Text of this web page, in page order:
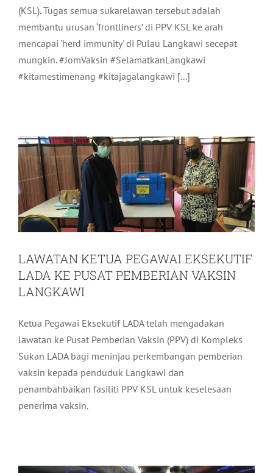
(KSL). Tugas semua sukarelawan tersebut adalah
membantu urusan ‘frontliners’ di PPV KSL ke arah
mencapai 'herd immunity' di Pulau Langkawi secepat
mungkin. #JomVaksin #SelamatkanLangkawi
#kitamestimenang #kitajagalangkawi [...]
LAWATAN KETUA PEGAWAI
LAWATAN KETUA PEGAWAI EKSEKUTIF
LADA KE PUSAT PEMBERIAN VAKSIN
LANGKAWI
Ketua Pegawai Eksekutif LADA telah mengadakan
lawatan ke Pusat Pemberian Vaksin (PPV) di Kompleks
Sukan LADA bagi meninjau perkembangan pemberian
vaksin kepada penduduk Langkawi dan
penambahbaikan fasiliti PPV KSL untuk keselesaan
penerima vaksin.
PENGHARGAAN KPE LADA KEPADA